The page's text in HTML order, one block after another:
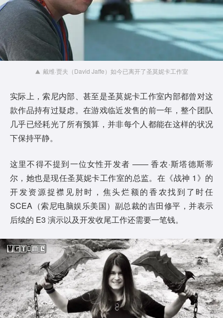
戴维·贾夫（David Jaffe）如今已离开了圣莫妮卡工作室
实际上，索尼内部、甚至是圣莫妮卡工作室内部都曾对这
款作品持有过疑虑。在游戏临近发售的前一年，整个团队
几乎已经耗光了所有预算，并非每个人都能在这样的状况
下保持平静。
这里不得不提到一位女性开发者 —— 香农·斯塔德斯蒂
尔，她也是现任圣莫妮卡工作室的总监。在《战神 1》的
开发资源捉襟见肘时，焦头烂额的香农找到了时任
SCEA（索尼电脑娱乐美国）副总裁的吉田修平，并表示
后续的 E3 演示以及开发收尾工作还需要一笔钱。